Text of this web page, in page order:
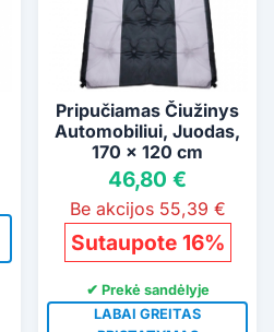
Pripučiamas Čiužinys
Automobiliui, Juodas,
170 x 120 cm
46,80 €
Be akcijos 55,39 €
Sutaupote 16%
✔ Prekė sandėlyje
LABAI GREITAS